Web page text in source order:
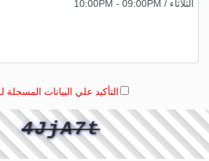
التأكيد علي البيانات المسجلة
4JjA7t